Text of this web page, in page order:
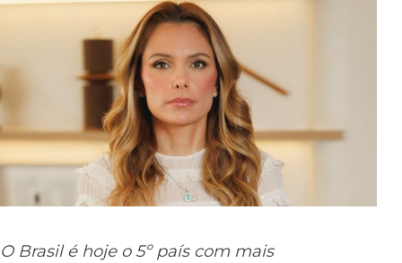
O Brasil é hoje o 5º país com mais